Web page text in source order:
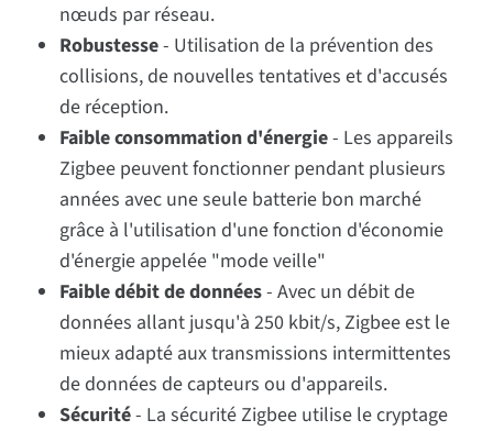
nœuds par réseau.
Robustesse- Utilisation de la prévention des
collisions, de nouvelles tentatives et d'accusés
de réception.
Faible consommation d'énergie- Les appareils
Zigbee peuvent fonctionner pendant plusieurs
années avec une seule batterie bon marché
grâce à l'utilisation d'une fonction d'économie
d'énergie appelée "mode veille"
Faible débit de données- Avec un débit de
données allant jusqu'à 250 kbit/s, Zigbee est le
mieux adapté aux transmissions intermittentes
de données de capteurs ou d'appareils.
Sécurité- La sécurité Zigbee utilise le cryptage